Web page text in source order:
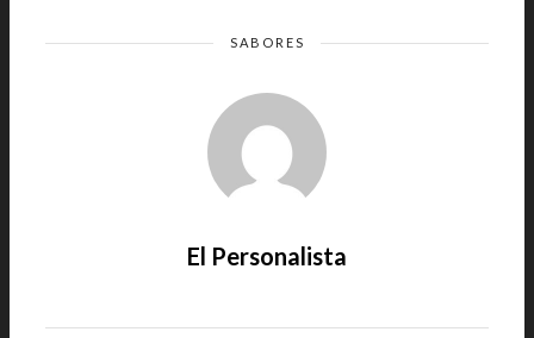
SABORES
El Personalista